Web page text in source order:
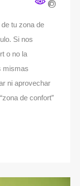
tu zona de
Si nos
o no la
mismas
ni aprovechar
de confort”